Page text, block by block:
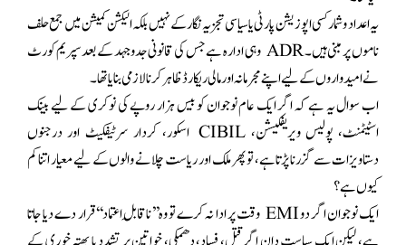
یہ اعداد و شمار کسی اپوزیشن پارٹی یا سیاسی تجزیہ نگار کے نہیں بلکہ الیکشن کمیشن میں جمع حلف
ناموں پر مبنی ہیں۔ ADR وہی ادارہ ہے جس کی قانونی جدوجہد کے بعد سپریم کورٹ
نے امیدواروں کے لیے اپنے مجرمانہ اور مالی ریکارڈ ظاہر کرنا لازمی بنایا تھا۔
اب سوال یہ ہے کہ اگر ایک عام نوجوان کو بیس ہزار روپے کی نوکری کے لیے بینک
اسٹیٹمنٹ، پولیس ویریفکیشن، CIBIL اسکور، کردار سرٹیفکیٹ اور درجنوں
دستاویزات سے گزرنا پڑتا ہے، تو پھر ملک اور ریاست چلانے والوں کے لیے معیار اتنا کم
کیوں ہے؟
ایک نوجوان اگر دو EMI وقت پر ادا نہ کرے تو وہ’’ناقابلِ اعتماد‘‘قرار دے دیا جاتا